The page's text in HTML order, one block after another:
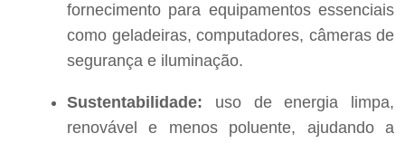
fornecimento para equipamentos essenciais
como geladeiras, computadores, câmeras de
segurança e iluminação.
Sustentabilidade: uso de energia limpa,
renovável e menos poluente, ajudando a